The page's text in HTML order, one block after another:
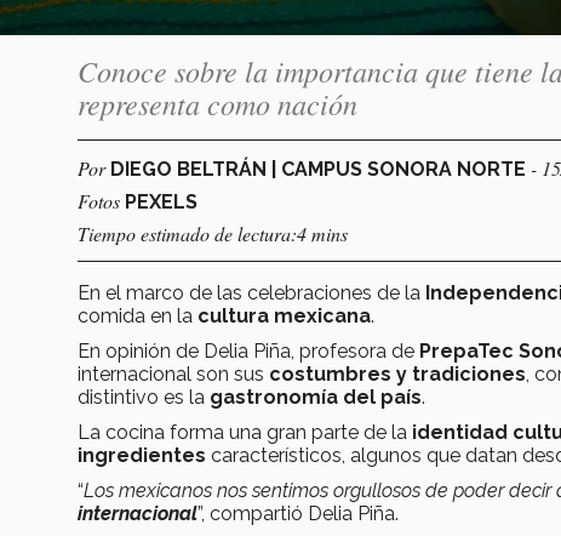
Conoce sobre la importancia que tiene
representa como nación
Por DIEGO BELTRÁN | CAMPUS SONORA NORTE -
Fotos PEXELS
Tiempo estimado de lectura:4 mins
En el marco de las celebraciones de la I
comida en la cultura mexicana.
En opinión de Delia Piña, profesora de PrepaTec
internacional son sus costumbres y tradiciones ,
distintivo es la gastronomía del país.
La cocina forma una gran parte de la identidad
ingredientes característicos, algunos que datan
“Los mexicanos nos sentimos orgullosos de poder
internacional”, compartió Delia Piña.